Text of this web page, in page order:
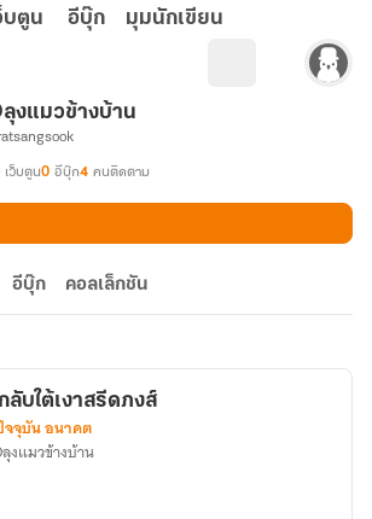
บตูน อีบุ๊ก มุมนักเขียน
ลุง​แมวข้างบ้าน
เว็บตูน0 อีบุ๊ก4 คนติดตาม
อีบุ๊ก คอลเล็กชัน
ลับใต้เงาสรีดภงส์
จุบัน อนาคต
ลุง​แมวข้างบ้าน